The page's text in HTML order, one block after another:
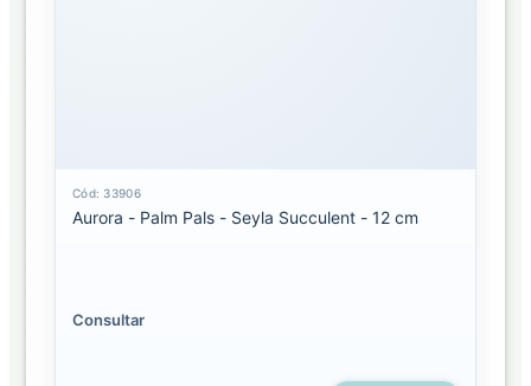
Cód: 33906
Aurora - Palm Pals - Seyla Succulent - 12 cm
Consultar